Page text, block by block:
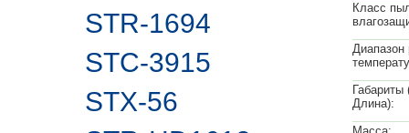
STR-1694
STC-3915
STX-56
Класс
Диапазон
Длина):